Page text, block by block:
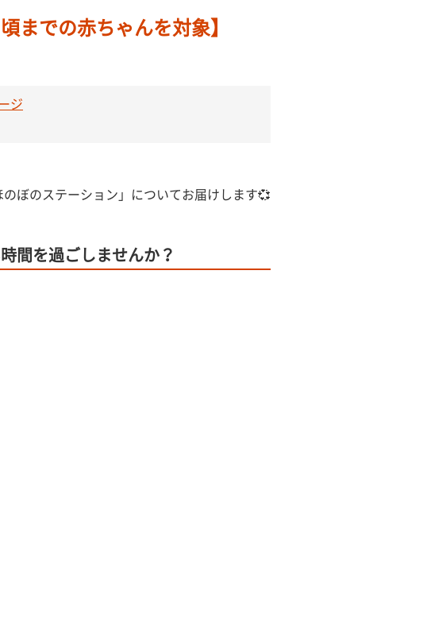
までの赤ちゃんを対象】
ジ
ぼのステーション」についてお届けします💞
間を過ごしませんか？